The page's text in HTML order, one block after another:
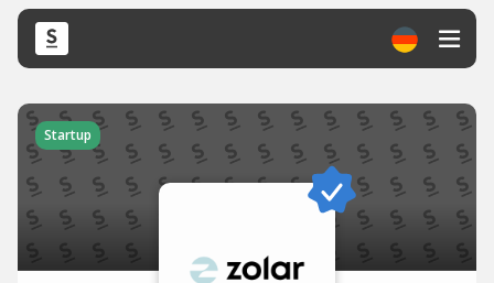
Startup